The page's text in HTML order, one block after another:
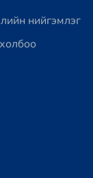
нийгэмлэг